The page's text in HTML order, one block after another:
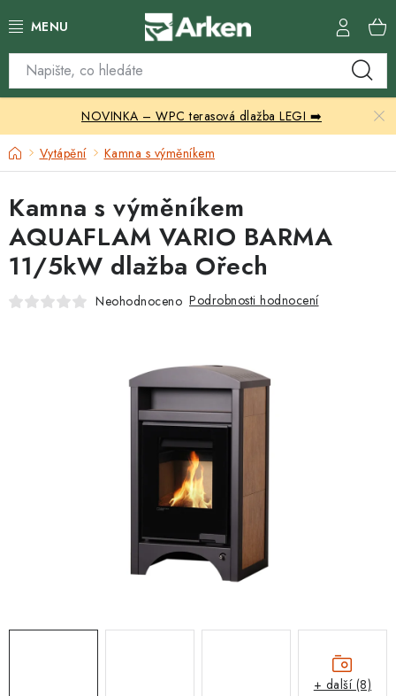
na
Skleníky
Zahradní přístřešky
Zahradní nábytek
Grily a ohniště
Vytápění
Kontakty
NOVINKA – WPC terasová dlažba LEGI ➡️
DomůVytápění Kamna s výměníkem
Kamna s výměníkem
AQUAFLAM VARIO BARMA
11/5kW dlažba Ořech
Neohodnoceno Podrobnosti hodnocení
+ další (8)